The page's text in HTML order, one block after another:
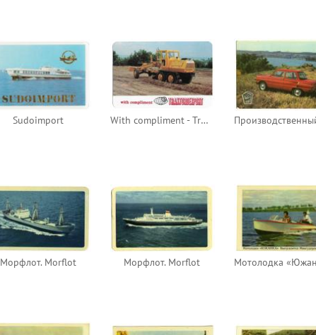
Sudoimport With compliment - Tractoroexport
Морфлот. Morflot Морфлот. Morflot